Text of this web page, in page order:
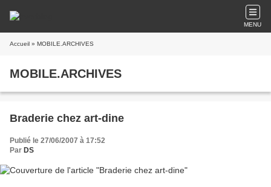
MENU
Accueil » MOBILE.ARCHIVES
MOBILE.ARCHIVES
Braderie chez art-dine
Publié le 27/06/2007 à 17:52
Par DS